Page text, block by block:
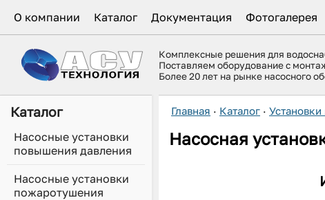
О компании Каталог Документация Фотогалерея
Комплексные решения для
Поставляем оборудование с
Более 20 лет на рынке насосного
Каталог
Насосные установки
повышения давления
Насосные установки
пожаротушения
Главная · Каталог ·
Насосная